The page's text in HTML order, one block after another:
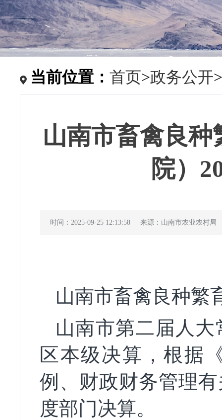
当前位置： 首页>政务公开>
山南市畜禽良
院）
时间：2025-09-25 12:13:58 来源：山南市农业农村局
山南市畜禽良种繁
山南市第二届人大
区本级决算，根据
例、财政财务管理
度部门决算。